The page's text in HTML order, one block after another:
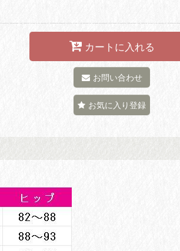
カートに入れる
お問い合わせ
お気に入り登録